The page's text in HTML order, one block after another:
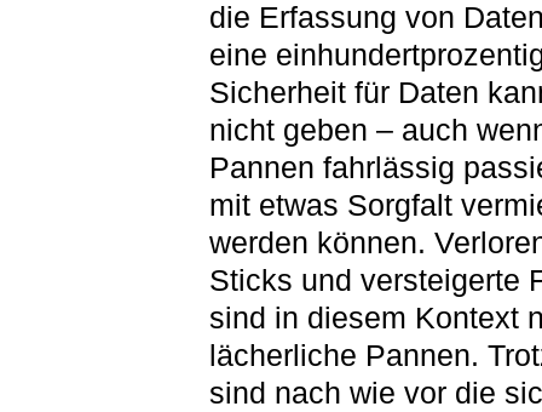
die Erfassung von
eine
Sicherheit für Daten
nicht geben – auch
Pannen fahrlässig
mit etwas Sorgfalt
werden können.
Sticks und versteigerte
sind in diesem Kontext
lächerliche Pannen.
sind nach wie vor die